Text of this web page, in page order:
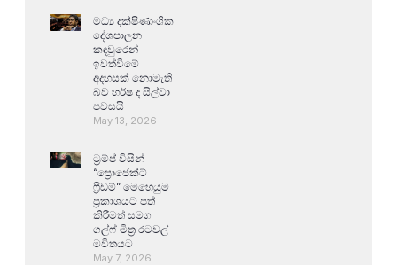
මධ්‍ය දක්ෂිණාංශික
දේශපාලන
කඳවුරෙන්
ඉවත්වීමේ
අදහසක් නොමැති
බව හර්ෂ ද සිල්වා
පවසයි
May 13, 2026
ට්‍රම්ප් විසින්
“ප්‍රොජෙක්ට්
ෆ්‍රීඩම්” මෙහෙයුම
ප්‍රකාශයට පත්
කිරීමත් සමග
ගල්ෆ් මිත්‍ර රටවල්
මවිතයට
May 7, 2026